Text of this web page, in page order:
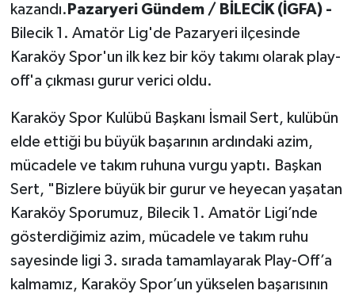
kazandı. Pazaryeri Gündem / BİLECİK (İGFA) -
Bilecik 1. Amatör Lig'de Pazaryeri ilçesinde
Karaköy Spor'un ilk kez bir köy takımı olarak play-
off'a çıkması gurur verici oldu.
Karaköy Spor Kulübü Başkanı İsmail Sert, kulübün
elde ettiği bu büyük başarının ardındaki azim,
mücadele ve takım ruhuna vurgu yaptı. Başkan
Sert, "Bizlere büyük bir gurur ve heyecan yaşatan
Karaköy Sporumuz, Bilecik 1. Amatör Ligi’nde
gösterdiğimiz azim, mücadele ve takım ruhu
sayesinde ligi 3. sırada tamamlayarak Play-Off’a
kalmamız, Karaköy Spor’un yükselen başarısının